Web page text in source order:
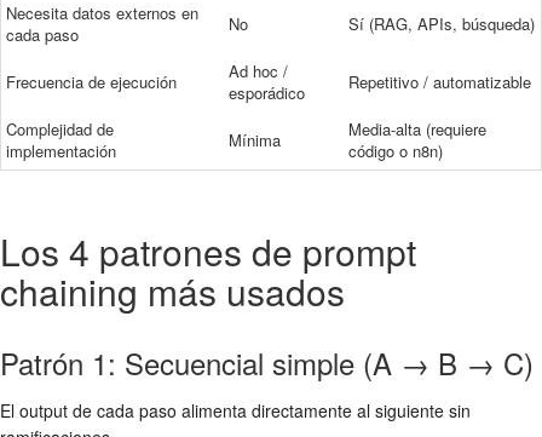
Necesita datos externos en
cada paso
No Sí (RAG, APIs, búsqueda)
Frecuencia de ejecución
Ad hoc /
esporádico
Repetitivo / automatizable
Complejidad de
implementación
Mínima
Media-alta (requiere
código o n8n)
Los 4 patrones de prompt
chaining más usados
Patrón 1: Secuencial simple (A → B → C)
El output de cada paso alimenta directamente al siguiente sin